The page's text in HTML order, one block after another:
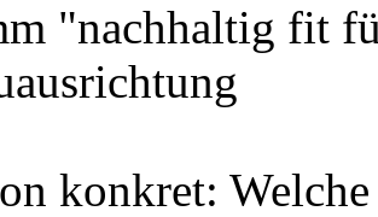
"nachhaltig fit
konkret: